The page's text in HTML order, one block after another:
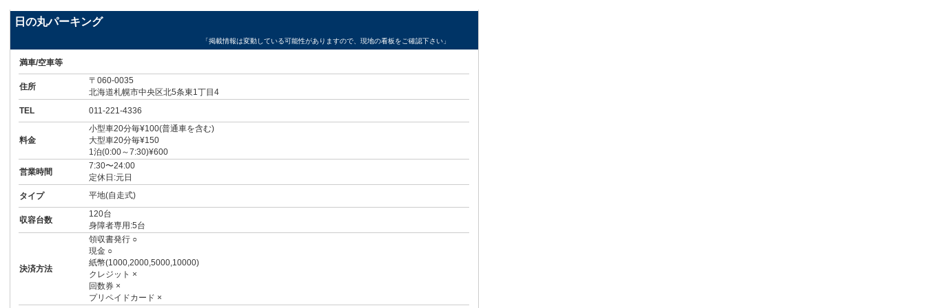
日の丸パーキング
「掲載情報は変動している可能性がありますので、現地の看板をご確認下さい」
満車/空車等
住所
〒060-0035
北海道札幌市中央区北5条東1丁目4
TEL
011-221-4336
料金
小型車20分毎¥100(普通車を含む)
大型車20分毎¥150
1泊(0:00～7:30)¥600
営業時間
7:30〜24:00
定休日:元日
タイプ
平地(自走式)
収容台数
120台
身障者専用:5台
決済方法
領収書発行 ○
現金 ○
紙幣(1000,2000,5000,10000)
クレジット ×
回数券 ×
プリペイドカード ×